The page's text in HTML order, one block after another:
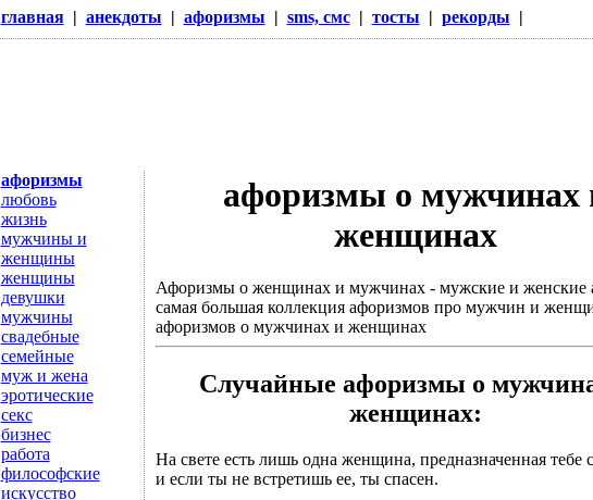
главная| анекдоты | афоризмы | sms, смс| тосты | рекорды |
афоризмы о мужчинах
женщинах
Афоризмы о женщинах и мужчинах - мужские и женские
самая большая коллекция афоризмов про мужчин и
афоризмов о мужчинах и женщинах
Случайные афоризмы о
женщинах:
На свете есть лишь одна женщина, предназначенная тебе
и если ты не встретишь ее, ты спасен.
афоризмы
любовь
жизнь
мужчины и
женщины
женщины
девушки
мужчины
свадебные
семейные
муж и жена
эротические
секс
бизнес
работа
философские
искусство